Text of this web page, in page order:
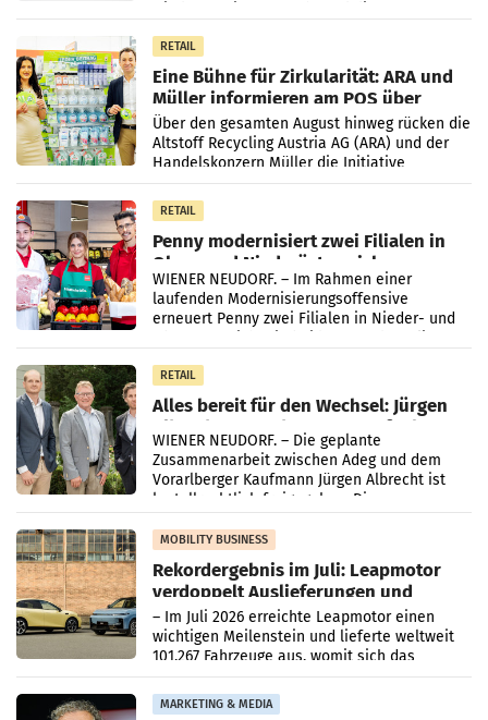
RETAIL
Eine Bühne für Zirkularität: ARA und
Müller informieren am POS über
Kreislauffähigkeit
Über den gesamten August hinweg rücken die
Altstoff Recycling Austria AG (ARA) und der
Handelskonzern Müller die Initiative
„Kreislauf-Helden“ in allen österreichischen
Müller-Filialen
RETAIL
Penny modernisiert zwei Filialen in
Ober- und Niederösterreich
WIENER NEUDORF. – Im Rahmen einer
laufenden Modernisierungsoffensive
erneuert Penny zwei Filialen in Nieder- und
RETAIL
Alles bereit für den Wechsel: Jürgen
Albrecht setzt ab 1.1.2027 auf Adeg
WIENER NEUDORF. – Die geplante
Zusammenarbeit zwischen Adeg und dem
Vorarlberger Kaufmann Jürgen Albrecht ist
kartellrechtlich freigegeben: Die
Bundeswettbewerbsbehörde und der
Bundeskartellanwalt
MOBILITY BUSINESS
Rekordergebnis im Juli: Leapmotor
verdoppelt Auslieferungen und
überschreitet die 100.000er-Marke
– Im Juli 2026 erreichte Leapmotor einen
wichtigen Meilenstein und lieferte weltweit
101.267 Fahrzeuge aus, womit sich das
Ergebnis gegenüber Juli 2025 mehr als
verdoppelte (+102
MARKETING & MEDIA